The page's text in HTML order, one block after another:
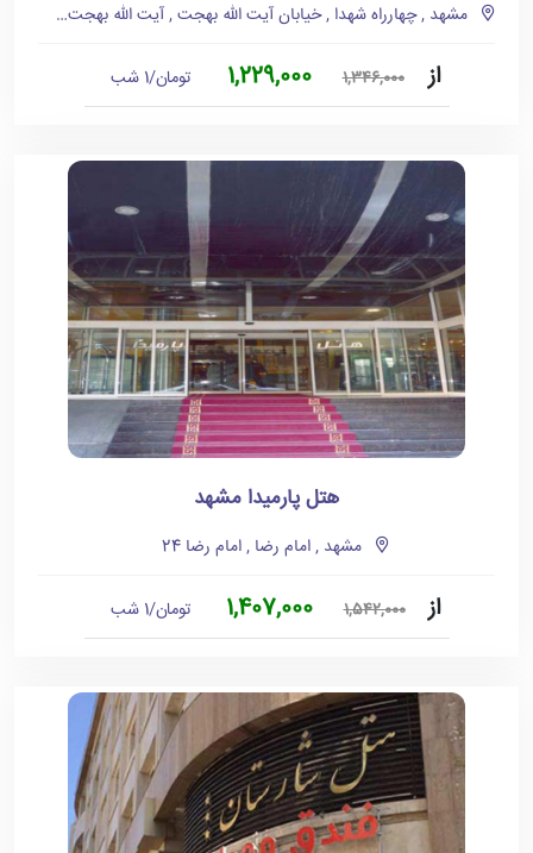
مشهد , چهارراه شهدا , خیابان آیت الله بهجت , آیت الله بهجت 2
از 1,346,000
1,229,000 تومان/1 شب
هتل پارمیدا مشهد
مشهد , امام رضا , امام رضا 24
از 1,542,000
1,407,000 تومان/1 شب